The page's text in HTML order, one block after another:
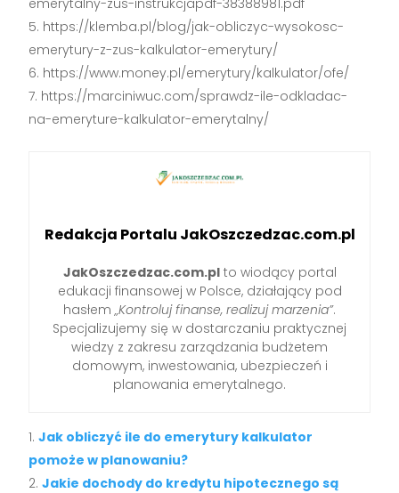
emerytalny-zus-instrukcjapdf-38388981.pdf
https://klemba.pl/blog/jak-obliczyc-wysokosc-
emerytury-z-zus-kalkulator-emerytury/
https://www.money.pl/emerytury/kalkulator/ofe/
https://marciniwuc.com/sprawdz-ile-odkladac-
na-emeryture-kalkulator-emerytalny/
Redakcja Portalu JakOszczedzac.com.pl
JakOszczedzac.com.plto wiodący portal
edukacji finansowej w Polsce, działający pod
hasłem „Kontroluj finanse, realizuj marzenia”.
Specjalizujemy się w dostarczaniu praktycznej
wiedzy z zakresu zarządzania budżetem
domowym, inwestowania, ubezpieczeń i
planowania emerytalnego.
Jak obliczyć ile do emerytury kalkulator
pomoże w planowaniu?
Jakie dochody do kredytu hipotecznego są